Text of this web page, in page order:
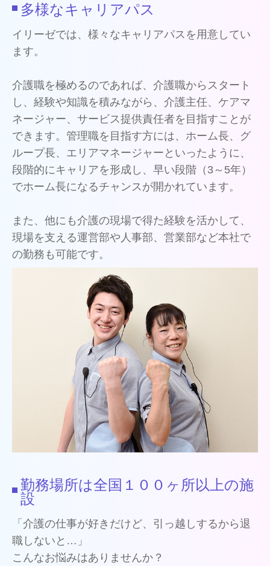
多様なキャリアパス
イリーゼでは、様々なキャリアパスを用意してい
ます。
介護職を極めるのであれば、介護職からスタート
し、経験や知識を積みながら、介護主任、ケアマ
ネージャー、サービス提供責任者を目指すことが
できます。管理職を目指す方には、ホーム長、グ
ループ長、エリアマネージャーといったように、
段階的にキャリアを形成し、早い段階（3～5年）
でホーム長になるチャンスが開かれています。
また、他にも介護の現場で得た経験を活かして、
現場を支える運営部や人事部、営業部など本社で
の勤務も可能です。
勤務場所は全国１００ヶ所以上の施
設
「介護の仕事が好きだけど、引っ越しするから退
職しないと…」
こんなお悩みはありませんか？